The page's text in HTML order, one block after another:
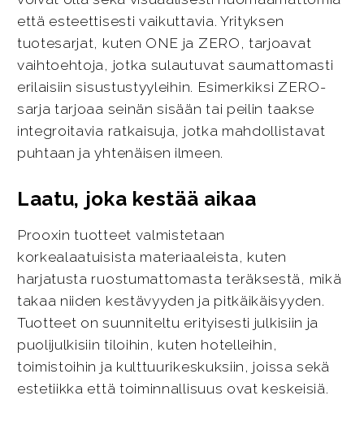
että esteettisesti vaikuttavia. Yrityksen
tuotesarjat, kuten ONE ja ZERO, tarjoavat
vaihtoehtoja, jotka sulautuvat saumattomasti
erilaisiin sisustustyyleihin. Esimerkiksi ZERO-
sarja tarjoaa seinän sisään tai peilin taakse
integroitavia ratkaisuja, jotka mahdollistavat
puhtaan ja yhtenäisen ilmeen.
Laatu, joka kestää aikaa
Prooxin tuotteet valmistetaan
korkealaatuisista materiaaleista, kuten
harjatusta ruostumattomasta teräksestä, mikä
takaa niiden kestävyyden ja pitkäikäisyyden.
Tuotteet on suunniteltu erityisesti julkisiin ja
puolijulkisiin tiloihin, kuten hotelleihin,
toimistoihin ja kulttuurikeskuksiin, joissa sekä
estetiikka että toiminnallisuus ovat keskeisiä.